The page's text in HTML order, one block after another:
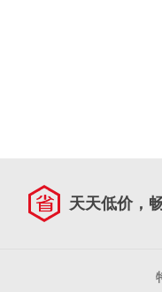
天天低价，